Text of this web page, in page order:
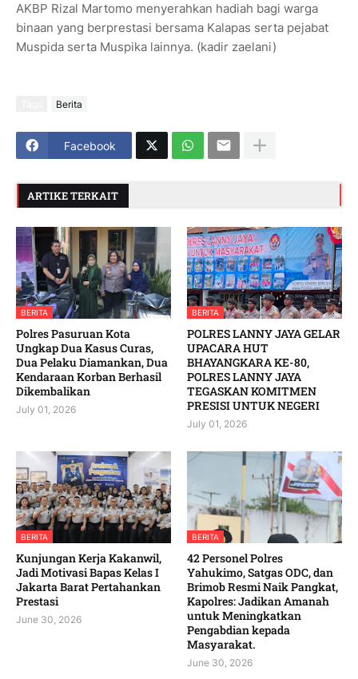
AKBP Rizal Martomo menyerahkan hadiah bagi warga
binaan yang berprestasi bersama Kalapas serta pejabat
Muspida serta Muspika lainnya. (kadir zaelani)
Berita
Facebook
ARTIKE TERKAIT
BERITA
Polres Pasuruan Kota
Ungkap Dua Kasus Curas,
Dua Pelaku Diamankan, Dua
Kendaraan Korban Berhasil
Dikembalikan
July 01, 2026
BERITA
POLRES LANNY JAYA GELAR
UPACARA HUT
BHAYANGKARA KE-80,
POLRES LANNY JAYA
TEGASKAN KOMITMEN
PRESISI UNTUK NEGERI
July 01, 2026
BERITA
Kunjungan Kerja Kakanwil,
Jadi Motivasi Bapas Kelas I
Jakarta Barat Pertahankan
Prestasi
June 30, 2026
BERITA
42 Personel Polres
Yahukimo, Satgas ODC, dan
Brimob Resmi Naik Pangkat,
Kapolres: Jadikan Amanah
untuk Meningkatkan
Pengabdian kepada
Masyarakat. ‎
June 30, 2026